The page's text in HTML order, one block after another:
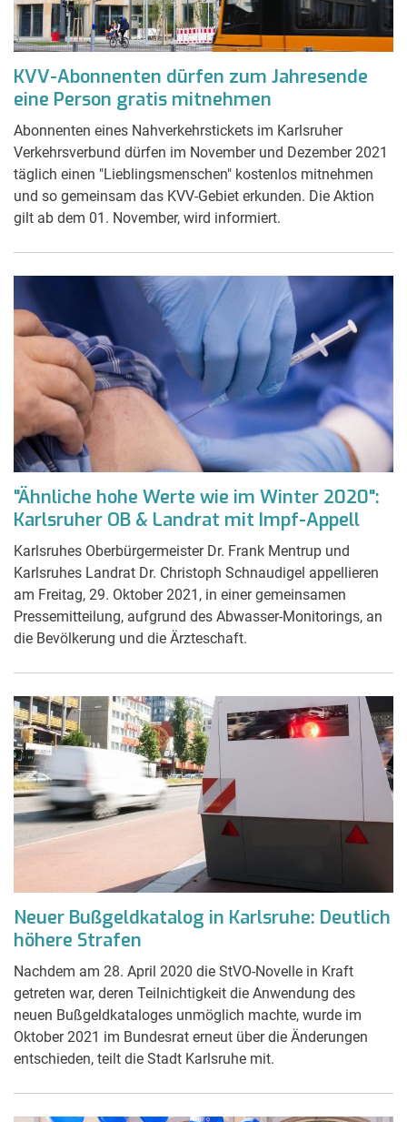
KVV-Abonnenten dürfen zum Jahresende
eine Person gratis mitnehmen
Abonnenten eines Nahverkehrstickets im Karlsruher
Verkehrsverbund dürfen im November und Dezember 2021
täglich einen "Lieblingsmenschen" kostenlos mitnehmen
und so gemeinsam das KVV-Gebiet erkunden. Die Aktion
gilt ab dem 01. November, wird informiert.
"Ähnliche hohe Werte wie im Winter 2020":
Karlsruher OB & Landrat mit Impf-Appell
Karlsruhes Oberbürgermeister Dr. Frank Mentrup und
Karlsruhes Landrat Dr. Christoph Schnaudigel appellieren
am Freitag, 29. Oktober 2021, in einer gemeinsamen
Pressemitteilung, aufgrund des Abwasser-Monitorings, an
die Bevölkerung und die Ärzteschaft.
Neuer Bußgeldkatalog in Karlsruhe: Deutlich
höhere Strafen
Nachdem am 28. April 2020 die StVO-Novelle in Kraft
getreten war, deren Teilnichtigkeit die Anwendung des
neuen Bußgeldkataloges unmöglich machte, wurde im
Oktober 2021 im Bundesrat erneut über die Änderungen
entschieden, teilt die Stadt Karlsruhe mit.